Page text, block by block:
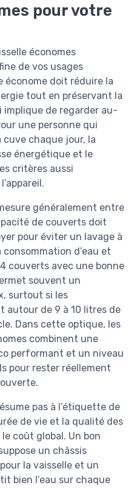
pour votre
économes
de vos usages
économe doit réduire la
tout en préservant la
implique de regarder au-
une personne qui
chaque jour, la
énergétique et le
critères aussi
généralement entre
de couverts doit
pour éviter un lavage à
d’eau et
couverts avec une bonne
souvent un
surtout si les
autour de 9 à 10 litres de
Dans cette optique, les
combinent une
performant et un niveau
pour rester réellement
pas à l’étiquette de
de vie et la qualité des
coût global. Un bon
un châssis
la vaisselle et un
bien l’eau sur chaque